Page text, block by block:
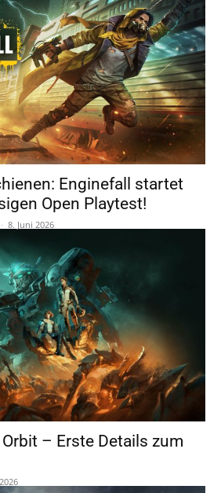
Enginefall startet
Open Playtest!
- 8. Juni 2026
– Erste Details zum